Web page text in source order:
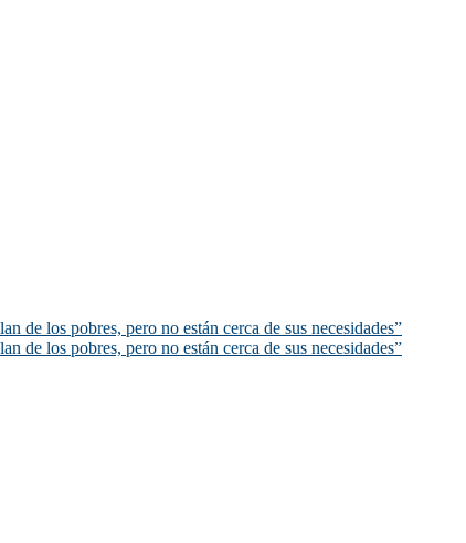
de los pobres, pero no están cerca de sus necesidades”
de los pobres, pero no están cerca de sus necesidades”